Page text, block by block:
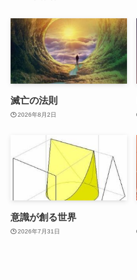
滅亡の法則
2026年8月2日
意識が創る世界
2026年7月31日